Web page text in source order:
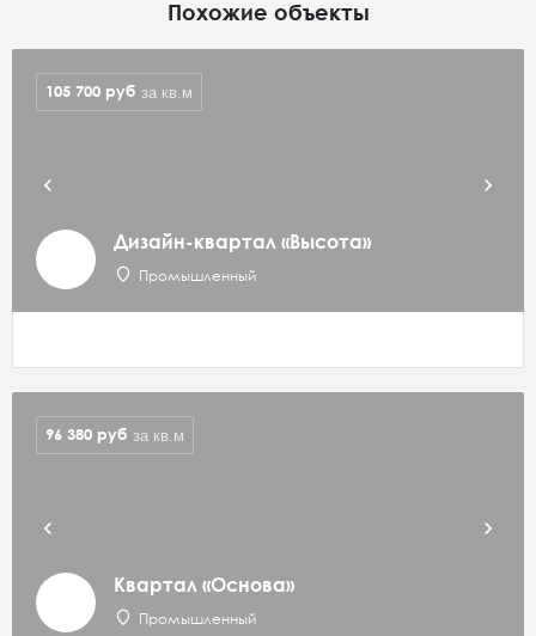
Похожие объекты
Дизайн-квартал «Высота»
Промышленный
105 700 руб за кв.м
Квартал «Основа»
Промышленный
96 380 руб за кв.м